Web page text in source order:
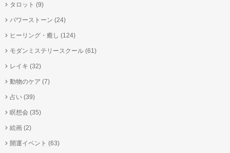
タロット (9)
パワーストーン (24)
ヒーリング・癒し (124)
モダンミステリースクール (61)
レイキ (32)
動物のケア (7)
占い (39)
瞑想会 (35)
絵画 (2)
開運イベント (63)